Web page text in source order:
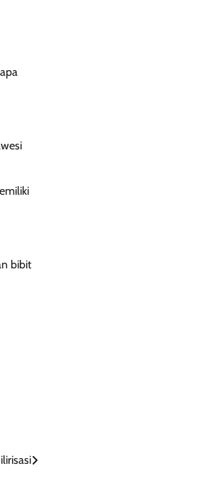
bibit